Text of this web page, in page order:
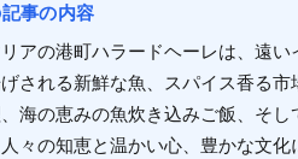
事の内容
アの港町ハラードヘーレは、遠
される新鮮な魚、スパイス香る
海の恵みの魚炊き込みご飯、そ
々の知恵と温かい心、豊かな文